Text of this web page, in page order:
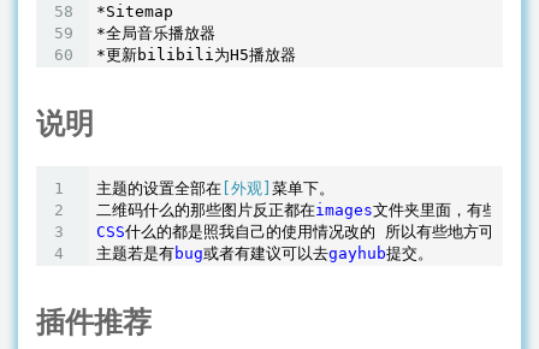
*Sitemap
*全局音乐播放器
说明
主题的设置全部在 [外观] 菜单下。
二维码什么的那些图片反正都在images
CSS什么的都是照我自己的使用情况改的 所以有些地方可能需
主题若是有bug或者有建议可以去gayhub
插件推荐